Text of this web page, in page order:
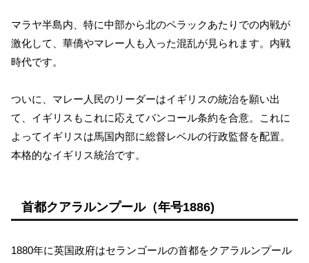
マラヤ半島内、特に中部から北のペラックあたりでの内戦が
激化して、華僑やマレー人も入った混乱が見られます。内戦
時代です。
ついに、マレー人民のリーダーはイギリスの統治を願い出
て、イギリスもこれに応えてパンコール条約を合意。これに
よってイギリスは馬国内部に総督レベルの行政監督を配置。
本格的なイギリス統治です。
首都クアラルンプール（年号1886)
1880年に英国政府はセランゴールの首都をクアラルンプール